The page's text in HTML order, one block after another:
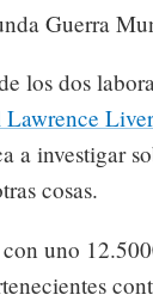
Guerra
los dos
a investigar
cosas.
uno